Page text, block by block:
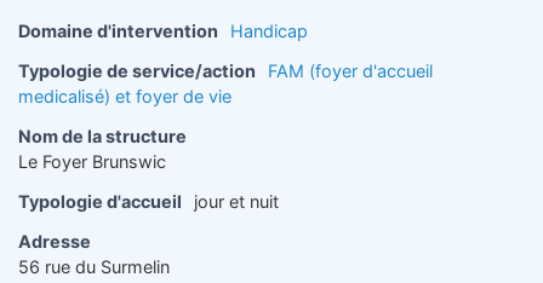
Domaine d'intervention
Handicap
Typologie de service/action
FAM (foyer d'accueil
medicalisé) et foyer de vie
Nom de la structure
Le Foyer Brunswic
Typologie d'accueil
jour et nuit
Adresse
56 rue du Surmelin